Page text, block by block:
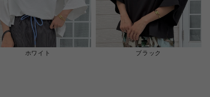
ホワイト ブラック